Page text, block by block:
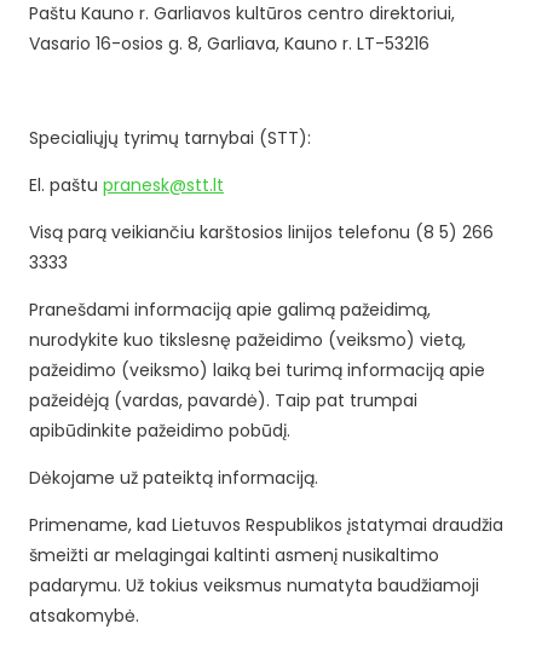
Paštu Kauno r. Garliavos kultūros centro direktoriui,
Vasario 16-osios g. 8, Garliava, Kauno r. LT-53216
Specialiųjų tyrimų tarnybai (STT):
El. paštu pranesk@stt.lt
Visą parą veikiančiu karštosios linijos telefonu (8 5) 266
3333
Pranešdami informaciją apie galimą pažeidimą,
nurodykite kuo tikslesnę pažeidimo (veiksmo) vietą,
pažeidimo (veiksmo) laiką bei turimą informaciją apie
pažeidėją (vardas, pavardė). Taip pat trumpai
apibūdinkite pažeidimo pobūdį.
Dėkojame už pateiktą informaciją.
Primename, kad Lietuvos Respublikos įstatymai draudžia
šmeižti ar melagingai kaltinti asmenį nusikaltimo
padarymu. Už tokius veiksmus numatyta baudžiamoji
atsakomybė.